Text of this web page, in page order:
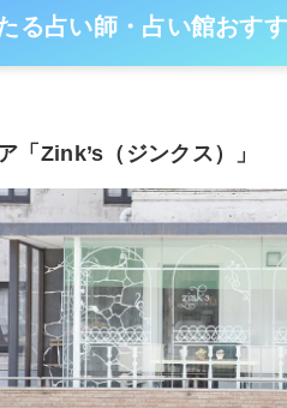
る占い師・占い館おす
「Zink’s（ジンクス）」